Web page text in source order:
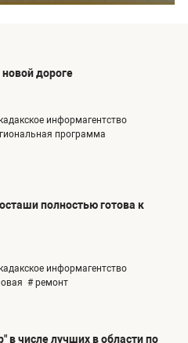
дороге
информагентство
программа
полностью готова к
информагентство
# ремонт
в числе лучших в области по